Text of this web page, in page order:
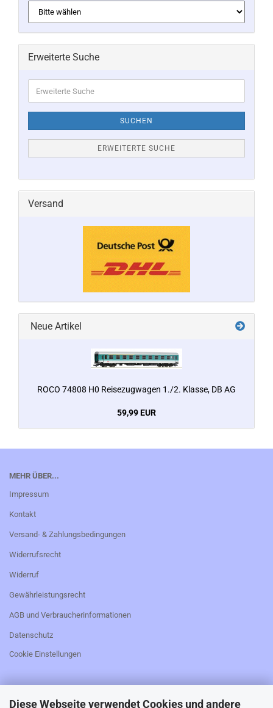
Diese Webseite verwendet Cookies und andere
Erweiterte Suche
Suche
SUCHEN
ERWEITERTE SUCHE
Versand
Neue Artikel
ROCO 74808 H0 Reisezugwagen 1./2. Klasse, DB AG
59,99 EUR
MEHR ÜBER...
Impressum
Kontakt
Versand- & Zahlungsbedingungen
Widerrufsrecht
Widerruf
Gewährleistungsrecht
AGB und Verbraucherinformationen
Datenschutz
Cookie Einstellungen
_________________________________________________